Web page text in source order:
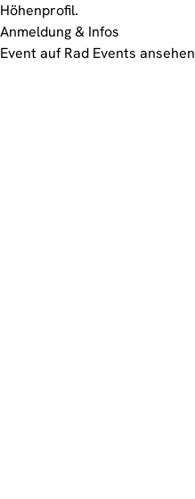
Höhenprofil.
Anmeldung & Infos
Event auf Rad Events ansehen